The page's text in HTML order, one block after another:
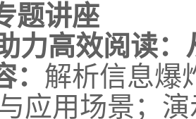
题讲座
力高效阅读：
解析信息爆
应用场景；